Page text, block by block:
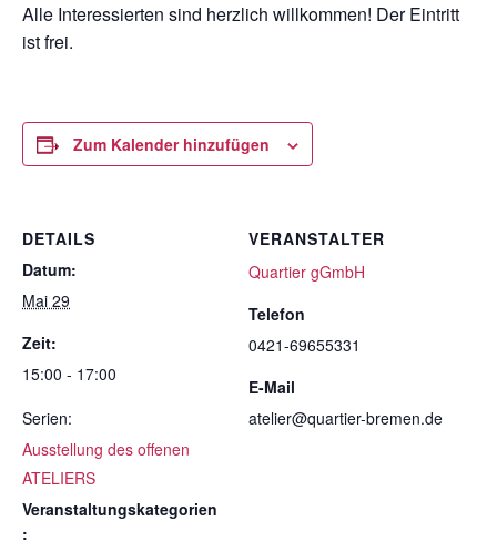
Alle Interessierten sind herzlich willkommen! Der Eintritt
ist frei.
Zum Kalender hinzufügen
DETAILS
Datum:
Mai 29
Zeit:
15:00 - 17:00
Serien:
Ausstellung des offenen
ATELIERS
Veranstaltungskategorien
:
VERANSTALTER
Quartier gGmbH
Telefon
0421-69655331
E-Mail
atelier@quartier-bremen.de